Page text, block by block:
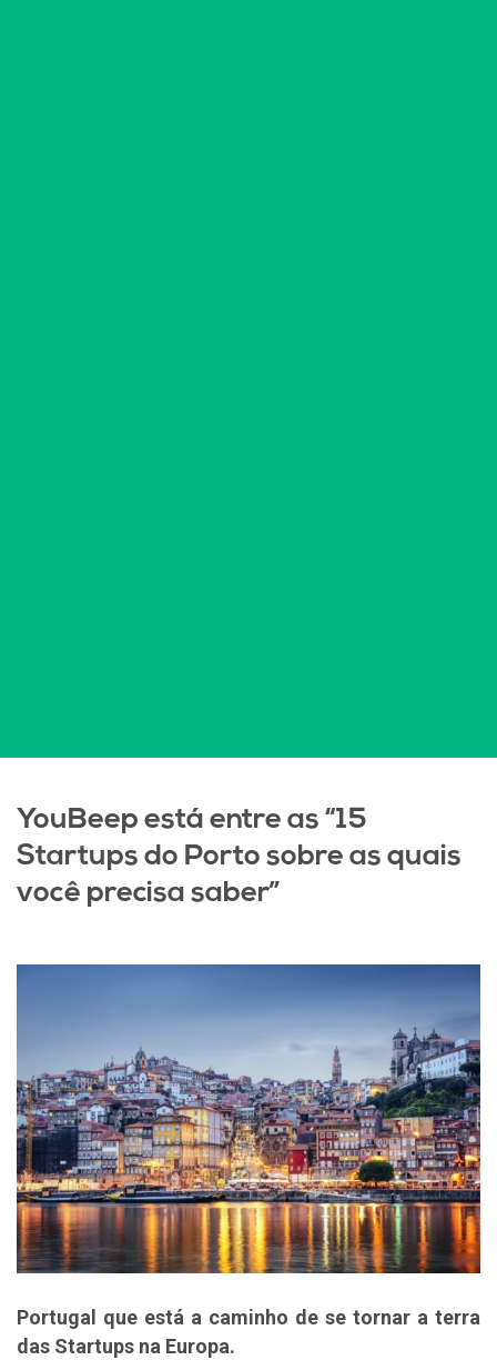
YouBeep está entre as “15
Startups do Porto sobre as quais
você precisa saber”
Portugal que está a caminho de se tornar a terra
das Startups na Europa.